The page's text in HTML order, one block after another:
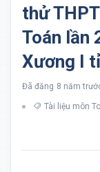
thử
Toán lần
Xương I
Đã đăng 8 năm
Tài liệu môn